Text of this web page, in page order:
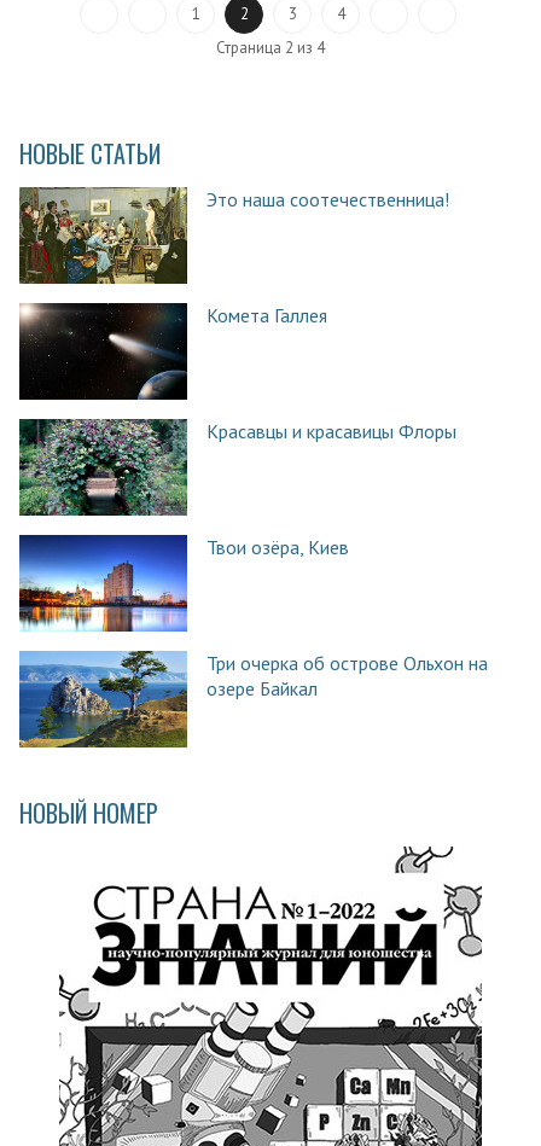
1 2 3
4
Страница 2 из 4
НОВЫЕ СТАТЬИ
Это наша соотечественница!
Комета Галлея
Красавцы и красавицы Флоры
Твои озёра, Киев
Три очерка об острове Ольхон на
озере Байкал
НОВЫЙ НОМЕР